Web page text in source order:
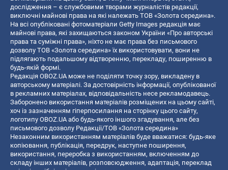
дослідження – є службовими творами журналістів редакції,
виключні майнові права на які належать ТОВ «Золота середина».
На всі опубліковані фотоматеріали Getty Images редакція має
майнові права, які захищаються законом України «Про авторські
права та суміжні права», ніхто не має права без письмового
дозволу ТОВ «Золота середина» їх використовувати, вони не
підлягають подальшому відтворенню, перекладу, поширенню в
будь-якій формі.
Редакція OBOZ.UA може не поділяти точку зору, викладену в
авторському матеріалі. За достовірність інформації, опублікованої
в рекламних матеріалах, відповідальність несе рекламодавець.
Заборонено використання матеріалів розміщених на цьому сайті,
хоч із зазначенням гіперпосилання на сторінку цього сайту,
логотипу OBOZ.UA або будь-якого іншого згадування, але без
письмового дозволу Редакції/ТОВ «Золота середина»
Незаконним використанням матеріалів буде вважатися: будь-яке
копiювання, публiкацiя, передрук, наступне поширення,
використання, переробка з використанням, включенням до
складу інших матеріалів, розповсюдження, адаптація, переклад